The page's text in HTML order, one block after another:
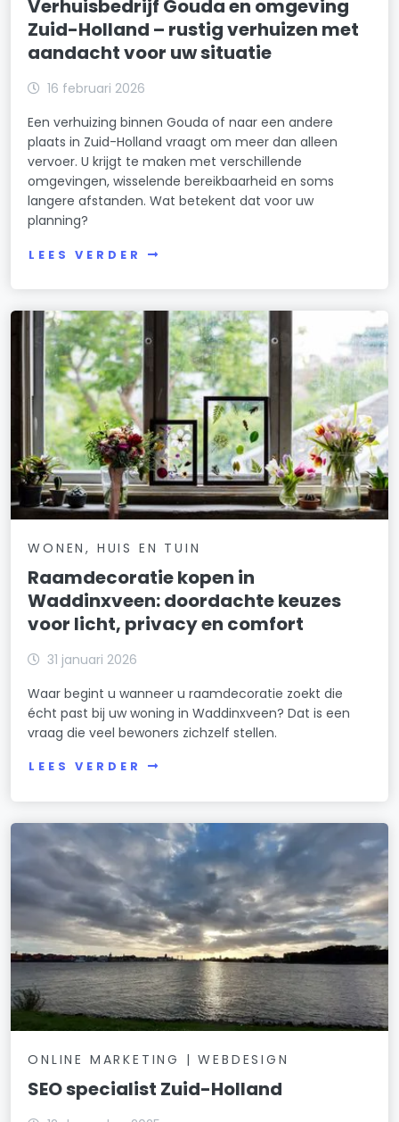
Verhuisbedrijf Gouda en omgeving
Zuid-Holland – rustig verhuizen met
aandacht voor uw situatie
16 februari 2026
Een verhuizing binnen Gouda of naar een andere
plaats in Zuid-Holland vraagt om meer dan alleen
vervoer. U krijgt te maken met verschillende
omgevingen, wisselende bereikbaarheid en soms
langere afstanden. Wat betekent dat voor uw
planning?
LEES VERDER
WONEN, HUIS EN TUIN
Raamdecoratie kopen in
Waddinxveen: doordachte keuzes
voor licht, privacy en comfort
31 januari 2026
Waar begint u wanneer u raamdecoratie zoekt die
écht past bij uw woning in Waddinxveen? Dat is een
vraag die veel bewoners zichzelf stellen.
LEES VERDER
ONLINE MARKETING | WEBDESIGN
SEO specialist Zuid-Holland